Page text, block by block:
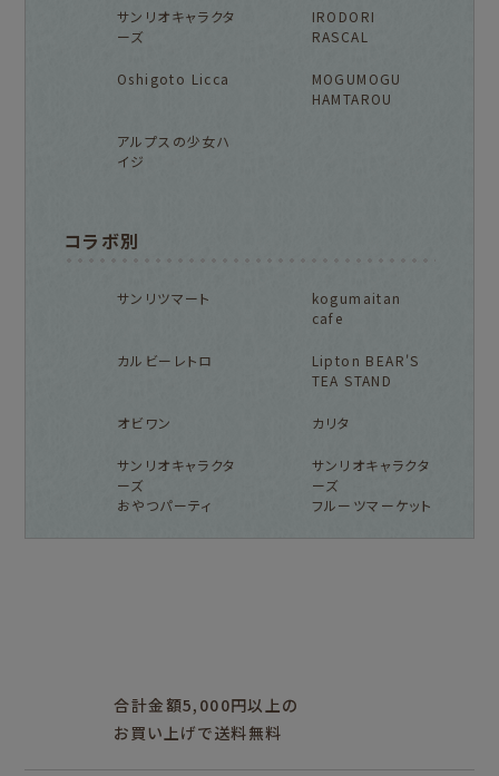
サンリオキャラクタ
ーズ
IRODORI
RASCAL
Oshigoto Licca
MOGUMOGU
HAMTAROU
アルプスの少女ハ
イジ
コラボ別
サンリツマート
kogumaitan
cafe
カルビーレトロ
Lipton BEAR'S
TEA STAND
オビワン カリタ
サンリオキャラクタ
ーズ
おやつパーティ
サンリオキャラクタ
ーズ
フルーツマーケット
M5 M6
おりがみ
合計金額5,000円以上の
お買い上げで送料無料